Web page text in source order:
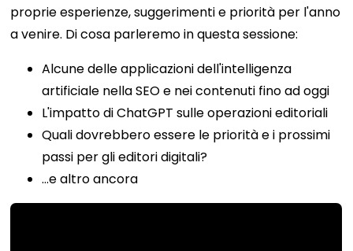
proprie esperienze, suggerimenti e priorità per l'anno
a venire. Di cosa parleremo in questa sessione:
Alcune delle applicazioni dell'intelligenza
artificiale nella SEO e nei contenuti fino ad oggi
L'impatto di ChatGPT sulle operazioni editoriali
Quali dovrebbero essere le priorità e i prossimi
passi per gli editori digitali?
…e altro ancora